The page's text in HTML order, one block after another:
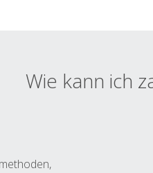
Wie kann ich